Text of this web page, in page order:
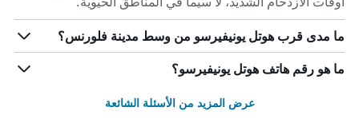
ما مدى قرب هوتل يونيفيرسو من وسط مدينة فلورنس؟
ما هو رقم هاتف هوتل يونيفيرسو؟
عرض المزيد من الأسئلة الشائعة